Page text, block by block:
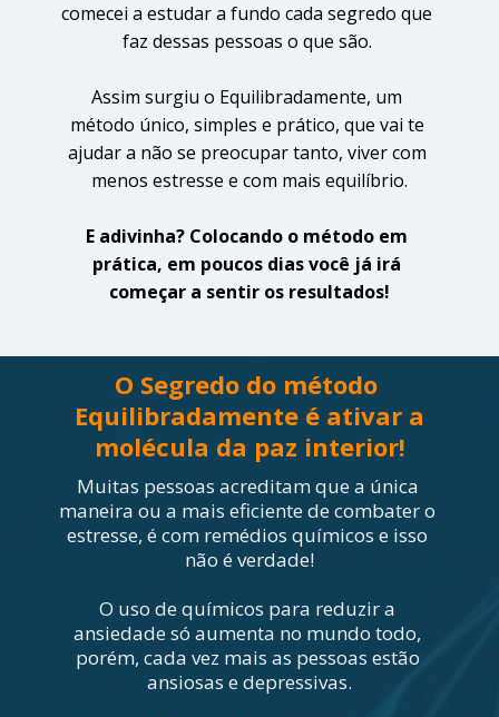
comecei a estudar a fundo cada segredo que
faz dessas pessoas o que são.
Assim surgiu o Equilibradamente, um
método único, simples e prático, que vai te
ajudar a não se preocupar tanto, viver com
menos estresse e com mais equilíbrio.
E adivinha? Colocando o método em
prática, em poucos dias você já irá
começar a sentir os resultados!
Muitas pessoas acreditam que a única
maneira ou a mais eficiente de combater o
estresse, é com remédios químicos e isso
não é verdade!
O uso de químicos para reduzir a
ansiedade só aumenta no mundo todo,
porém, cada vez mais as pessoas estão
ansiosas e depressivas.
O Segredo do método
Equilibradamente é ativar a
molécula da paz interior!